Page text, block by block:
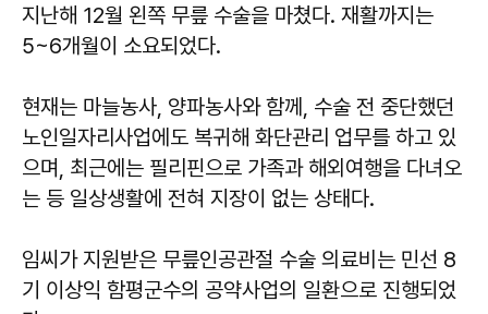
지난해 12월 왼쪽 무릎 수술을 마쳤다. 재활까지는
5~6개월이 소요되었다.
현재는 마늘농사, 양파농사와 함께, 수술 전 중단했던
노인일자리사업에도 복귀해 화단관리 업무를 하고 있
으며, 최근에는 필리핀으로 가족과 해외여행을 다녀오
는 등 일상생활에 전혀 지장이 없는 상태다.
임씨가 지원받은 무릎인공관절 수술 의료비는 민선 8
기 이상익 함평군수의 공약사업의 일환으로 진행되었